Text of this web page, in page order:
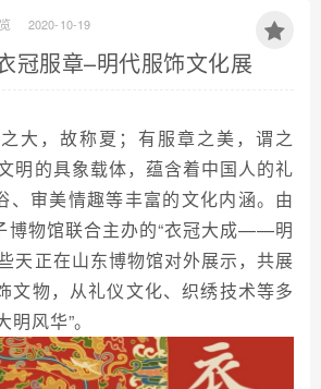
2020-10-19
冠服章–明代服饰文化展
大，故称夏；有服章之美，谓之
明的具象载体，蕴含着中国人的礼
、审美情趣等丰富的文化内涵。由
博物馆联合主办的“衣冠大成——明
天正在山东博物馆对外展示，共展
文物，从礼仪文化、织绣技术等多
风华”。